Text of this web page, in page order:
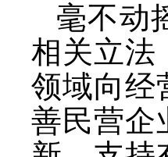
毫不动
相关立法
领域向经
善民营企